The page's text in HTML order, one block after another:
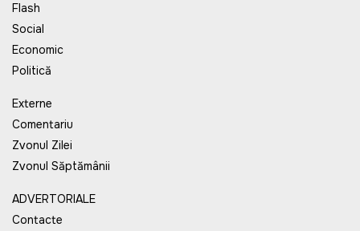
Flash
Social
Economic
Politică
Externe
Comentariu
Zvonul Zilei
Zvonul Săptămânii
ADVERTORIALE
Contacte